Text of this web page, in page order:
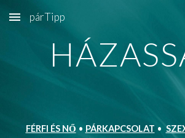
Skip to main content
párTipp
FÉRFI ÉS NŐ • PÁRKAPCSOLAT •